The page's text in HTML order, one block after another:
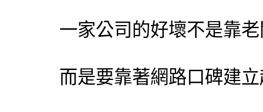
一家公司的好壞不是靠
而是要靠著網路口碑建